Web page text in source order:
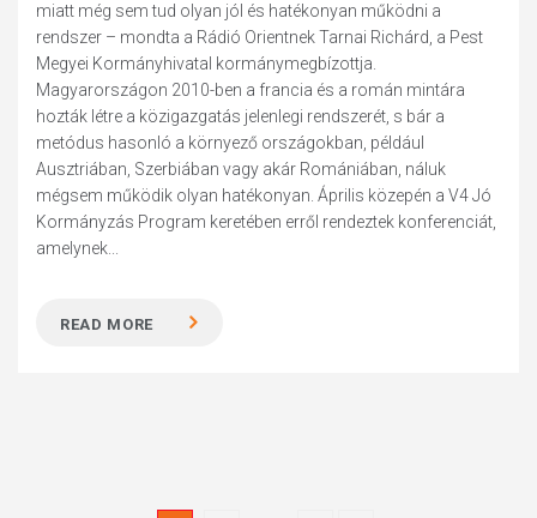
miatt még sem tud olyan jól és hatékonyan működni a
rendszer – mondta a Rádió Orientnek Tarnai Richárd, a Pest
Megyei Kormányhivatal kormánymegbízottja.
Magyarországon 2010-ben a francia és a román mintára
hozták létre a közigazgatás jelenlegi rendszerét, s bár a
metódus hasonló a környező országokban, például
Ausztriában, Szerbiában vagy akár Romániában, náluk
mégsem működik olyan hatékonyan. Április közepén a V4 Jó
Kormányzás Program keretében erről rendeztek konferenciát,
amelynek...
READ MORE